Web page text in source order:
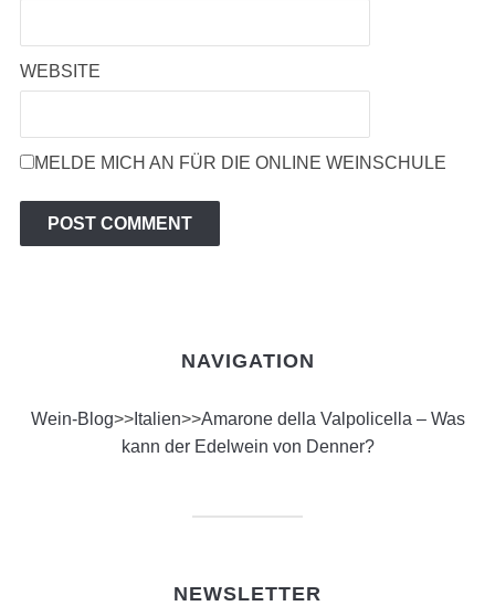
WEBSITE
MELDE MICH AN FÜR DIE ONLINE WEINSCHULE
NAVIGATION
Wein-Blog>>Italien>>Amarone della Valpolicella – Was
kann der Edelwein von Denner?
NEWSLETTER